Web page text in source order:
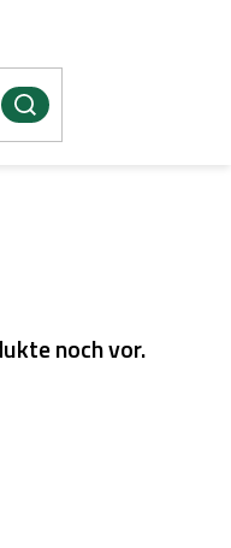
noch vor.